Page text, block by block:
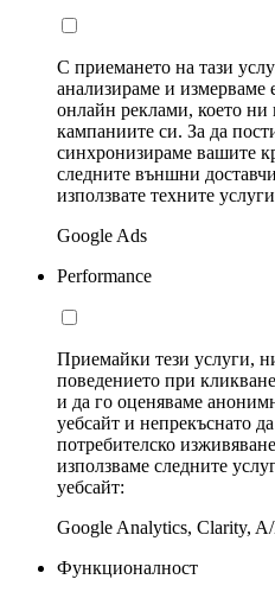
С приемането на тази
анализираме и измерваме
онлайн реклами, което ни
кампаниите си. За да
синхронизираме вашите
следните външни
използвате техните
Google Ads
Performance
Приемайки тези услуги,
поведението при
и да го оценяваме
уебсайт и непрекъснато
потребителско
използваме следните
уебсайт:
Google Analytics, Clarity,
Функционалност